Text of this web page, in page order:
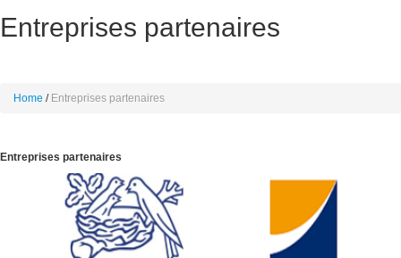
Entreprises partenaires
Home Entreprises partenaires
Entreprises partenaires